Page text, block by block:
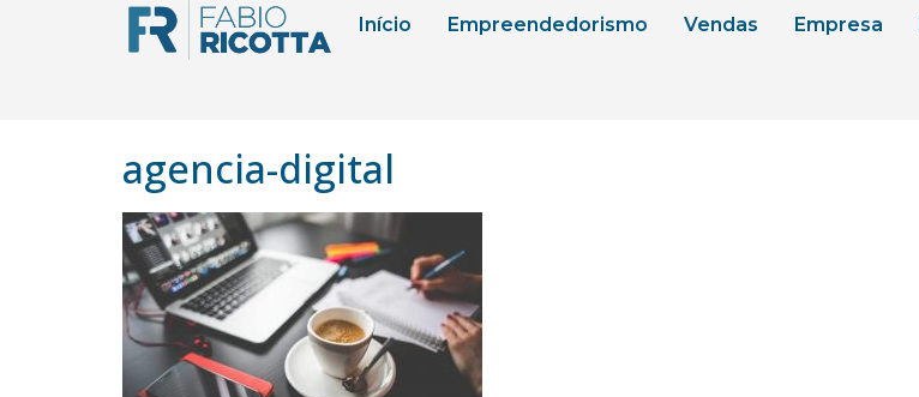
Início Empreendedorismo Vendas Empresa
agencia-digital